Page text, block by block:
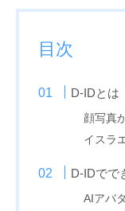
目次
D-IDとは
顔写真
イスラ
D-IDでで
AIアバ